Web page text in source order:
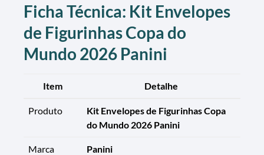
Ficha Técnica: Kit Envelopes
de Figurinhas Copa do
Mundo 2026 Panini
Item Detalhe
Produto
Kit Envelopes de Figurinhas Copa
do Mundo 2026 Panini
Marca Panini